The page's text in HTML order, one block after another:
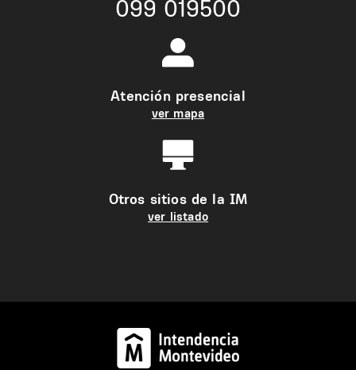
099 019500
Atención presencial
ver mapa
Otros sitios de la IM
ver listado